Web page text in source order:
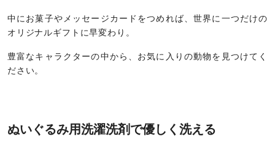
中にお菓子やメッセージカードをつめれば、世界に一つだけの
オリジナルギフトに早変わり。
豊富なキャラクターの中から、お気に入りの動物を見つけてく
ださい。
ぬいぐるみ用洗濯洗剤で優しく洗える